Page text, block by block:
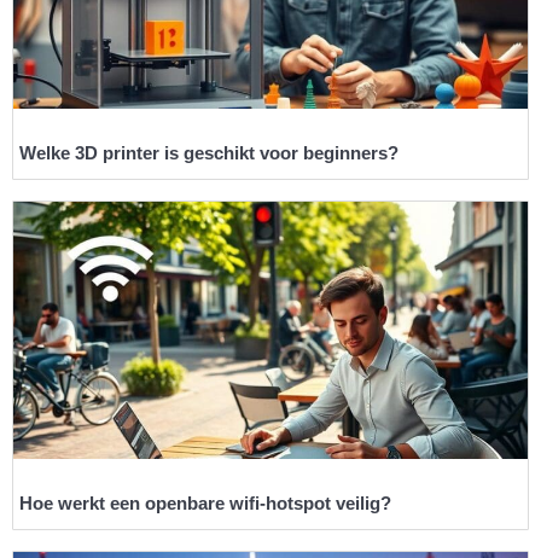
Welke 3D printer is geschikt voor beginners?
Hoe werkt een openbare wifi-hotspot veilig?